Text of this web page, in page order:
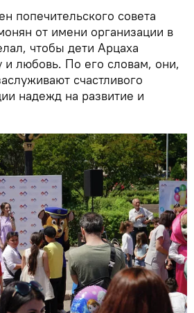
попечительского совета
от имени организации в
чтобы дети Арцаха
и любовь. По его словам, они,
счастливого
надежд на развитие и